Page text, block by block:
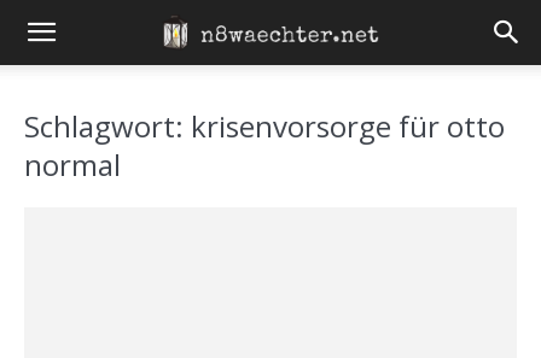
Schlagwort: krisenvorsorge für otto
normal